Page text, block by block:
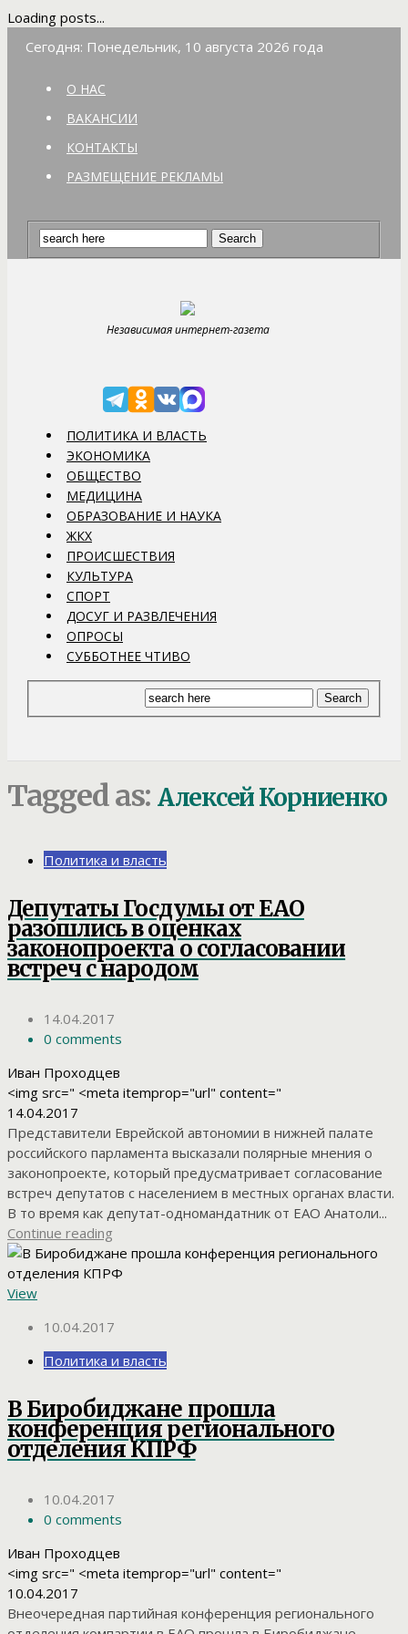
Loading posts...
Сегодня: Понедельник, 10 августа 2026 года
О НАС
ВАКАНСИИ
КОНТАКТЫ
РАЗМЕЩЕНИЕ РЕКЛАМЫ
Независимая интернет-газета
ПОЛИТИКА И ВЛАСТЬ
ЭКОНОМИКА
ОБЩЕСТВО
МЕДИЦИНА
ОБРАЗОВАНИЕ И НАУКА
ЖКХ
ПРОИСШЕСТВИЯ
КУЛЬТУРА
СПОРТ
ДОСУГ И РАЗВЛЕЧЕНИЯ
ОПРОСЫ
СУББОТНЕЕ ЧТИВО
Tagged as: Алексей Корниенко
Политика и власть
Депутаты Госдумы от ЕАО
разошлись в оценках
законопроекта о согласовании
встреч с народом
14.04.2017
0 comments
Иван Проходцев
<img src=" <meta itemprop="url" content="
14.04.2017
Представители Еврейской автономии в нижней палате
российского парламента высказали полярные мнения о
законопроекте, который предусматривает согласование
встреч депутатов с населением в местных органах власти.
В то время как депутат-одномандатник от ЕАО Анатоли...
Continue reading
View
10.04.2017
Политика и власть
В Биробиджане прошла
конференция регионального
отделения КПРФ
10.04.2017
0 comments
Иван Проходцев
<img src=" <meta itemprop="url" content="
10.04.2017
Внеочередная партийная конференция регионального